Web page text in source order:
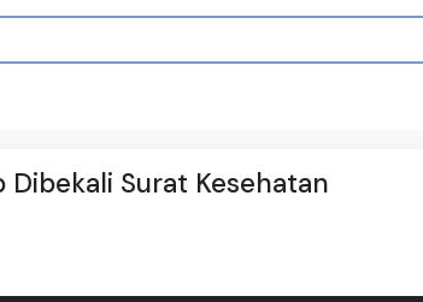
Dibekali Surat Kesehatan